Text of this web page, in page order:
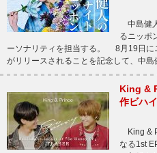
中島健
るニッポ
ーソナリティを担当する。 8月19日に
がリリースされることを記念して、中
King &
作ビハ
King &
なる1st